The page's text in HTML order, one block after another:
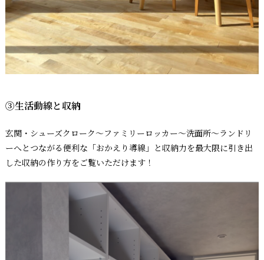
③生活動線と収納
玄関・シューズクローク〜ファミリーロッカー〜洗面所〜ランドリ
ーへとつながる便利な「おかえり導線」と収納力を最大限に引き出
した収納の作り方をご覧いただけます！